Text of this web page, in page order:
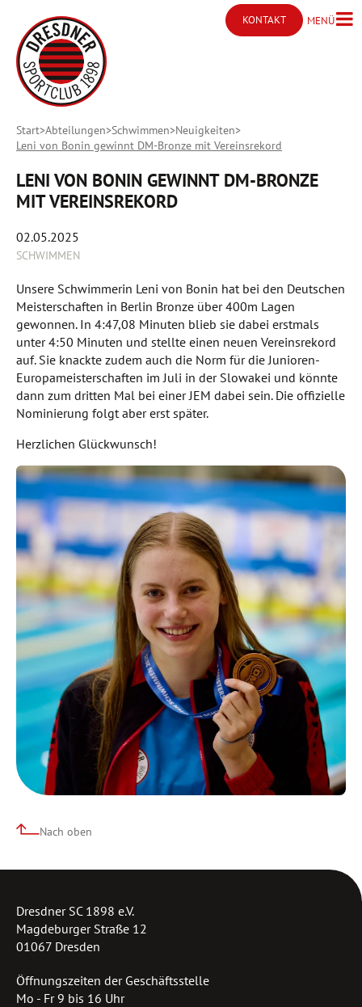
KONTAKT
Kontakt öffnen
MENÜMenü
Start Abteilungen Schwimmen Neuigkeiten
Leni von Bonin gewinnt DM-Bronze mit Vereinsrekord
LENI VON BONIN GEWINNT DM-BRONZE
MIT VEREINSREKORD
02.05.2025
SCHWIMMEN
Unsere Schwimmerin Leni von Bonin hat bei den Deutschen
Meisterschaften in Berlin Bronze über 400m Lagen
gewonnen. In 4:47,08 Minuten blieb sie dabei erstmals
unter 4:50 Minuten und stellte einen neuen Vereinsrekord
auf. Sie knackte zudem auch die Norm für die Junioren-
Europameisterschaften im Juli in der Slowakei und könnte
dann zum dritten Mal bei einer JEM dabei sein. Die offizielle
Nominierung folgt aber erst später.
Herzlichen Glückwunsch!
Nach oben
Dresdner SC 1898 e.V.
Magdeburger Straße 12
01067 Dresden
Öffnungszeiten der Geschäftsstelle
Mo - Fr 9 bis 16 Uhr